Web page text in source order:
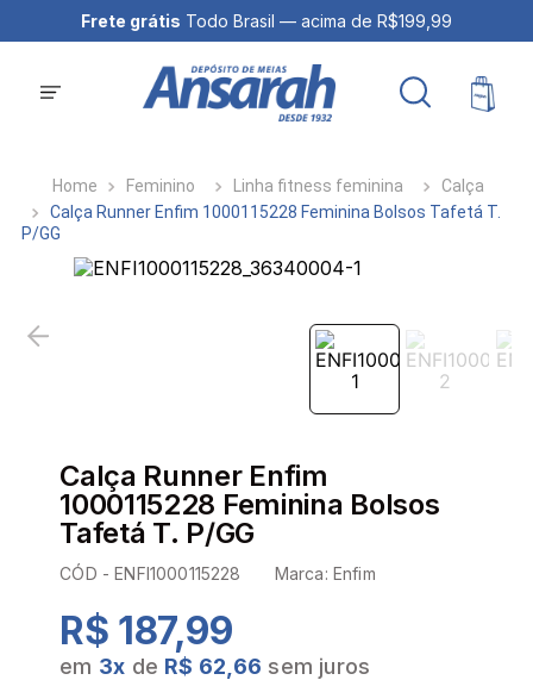
Frete grátis Todo Brasil — acima de R$199,99
Feminino Linha fitness feminina
Calça
Calça Runner Enfim 1000115228 Feminina Bolsos Tafetá T.
P/GG
Calça Runner Enfim
1000115228 Feminina Bolsos
Tafetá T. P/GG
CÓD -ENFI1000115228 Marca: Enfim
R$ 187,99
em 3x de R$ 62,66 sem juros